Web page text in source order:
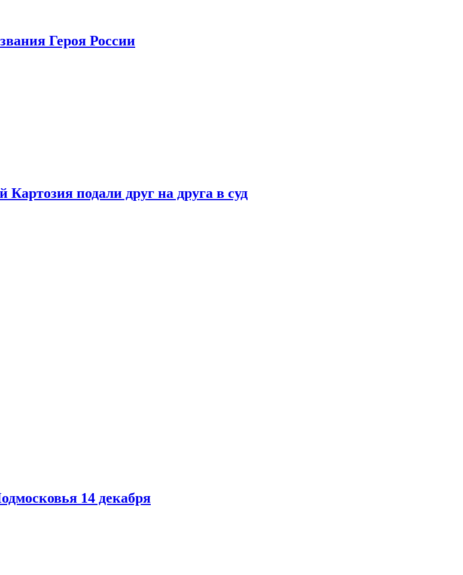
Героя России
подали друг на друга в суд
14 декабря